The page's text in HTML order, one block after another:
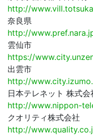
http://
奈良県
http://
雲仙市
https://
出雲市
http://
日本テレネット 株式会
http://www.nippon-
クオリティ株式会社
http://